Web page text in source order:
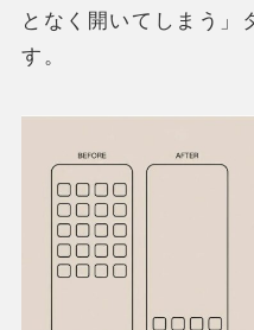
となく開いてしまう」
す。